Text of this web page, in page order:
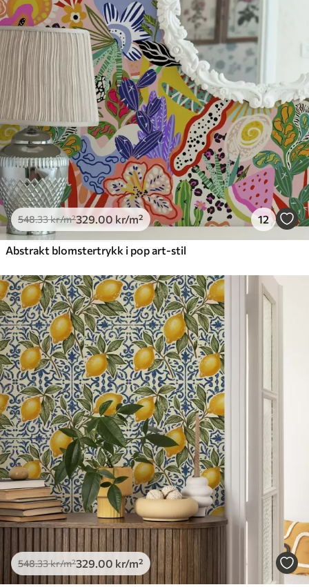
548.33kr/m²329.00 kr/m² 12
Abstrakt blomstertrykk i pop art-stil
548.33kr/m²329.00 kr/m²